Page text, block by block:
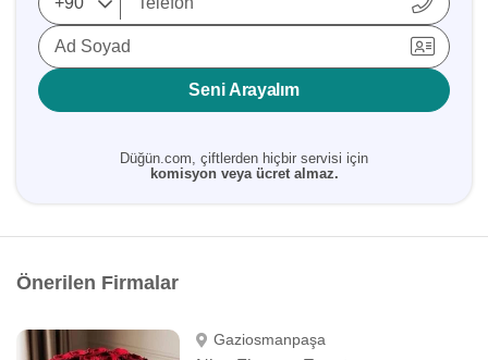
Ad Soyad
Seni Arayalım
Düğün.com, çiftlerden hiçbir servisi için
komisyon veya ücret almaz.
Önerilen Firmalar
Gaziosmanpaşa